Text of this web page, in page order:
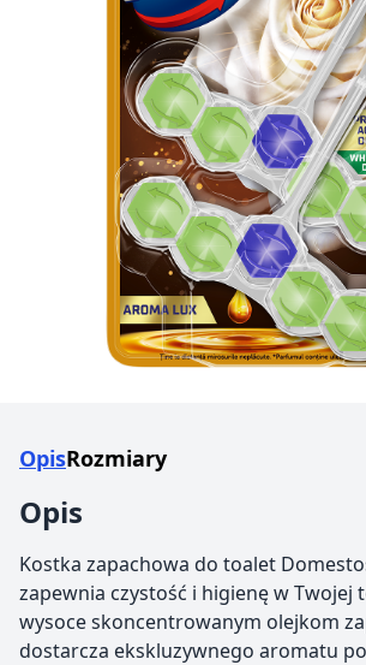
OpisRozmiary
Opis
Kostka zapachowa do toalet
zapewnia czystość i higienę w Twojej
wysoce skoncentrowanym olejkom
dostarcza ekskluzywnego aromatu